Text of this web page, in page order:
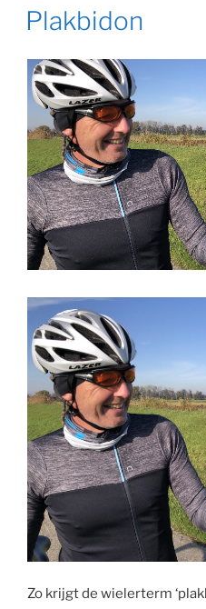
OP
Plakbidon
Zo krijgt de wielerterm